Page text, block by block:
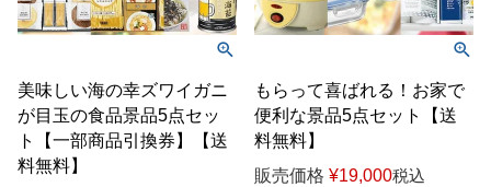
美味しい海の幸ズワイガニ
が目玉の食品景品5点セッ
ト【一部商品引換券】【送
料無料】
もらって喜ばれる！お家で
便利な景品5点セット【送
料無料】
販売価格 ¥19,000税込